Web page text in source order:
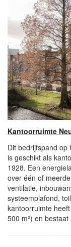
Kantoorruimte
Dit bedrijfspand op
is geschikt als
1928. Een
over één of
ventilatie,
systeemplafond,
kantoorruimte
500 m²) en